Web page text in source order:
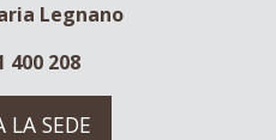
Legnano
400 208
LA SEDE